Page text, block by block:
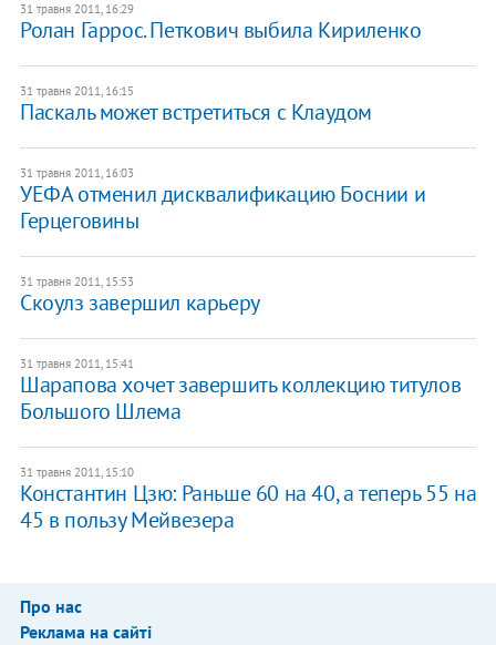
31 травня 2011, 16:29
Ролан Гаррос. Петкович выбила Кириленко
31 травня 2011, 16:15
Паскаль может встретиться с Клаудом
31 травня 2011, 16:03
УЕФА отменил дисквалификацию Боснии и
Герцеговины
31 травня 2011, 15:53
Скоулз завершил карьеру
31 травня 2011, 15:41
Шарапова хочет завершить коллекцию титулов
Большого Шлема
31 травня 2011, 15:10
Константин Цзю: Раньше 60 на 40, а теперь 55 на
45 в пользу Мейвезера
Про нас
Реклама на сайті